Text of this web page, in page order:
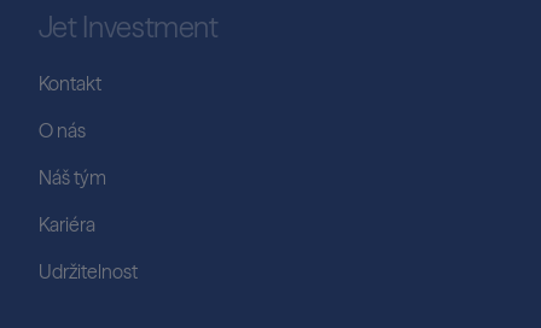
Jet Investment
Kontakt
O nás
Náš tým
Kariéra
Udržitelnost